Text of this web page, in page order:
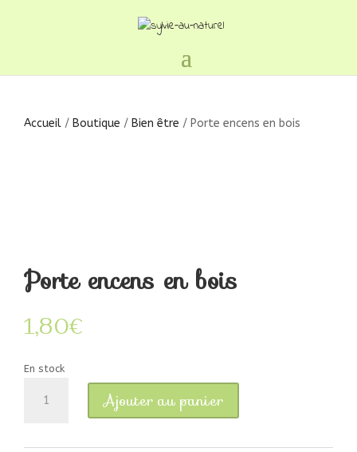
Accueil / Boutique / Bien être / Porte encens en bois
Porte encens en bois
1,80€
En stock
Ajouter au panier